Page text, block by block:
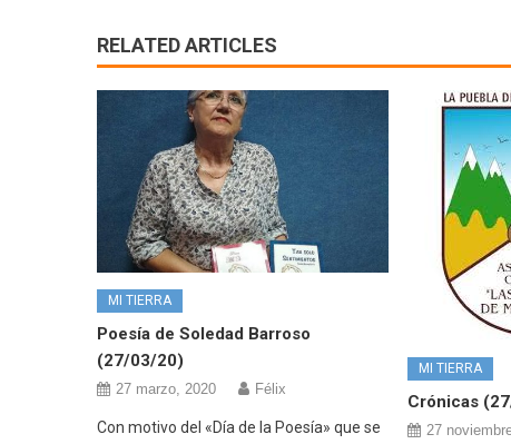
RELATED ARTICLES
MI TIERRA
Poesía de Soledad Barroso
(27/03/20)
27 marzo, 2020 Félix
Con motivo del «Día de la Poesía» que se
MI TIERRA
Crónicas
27